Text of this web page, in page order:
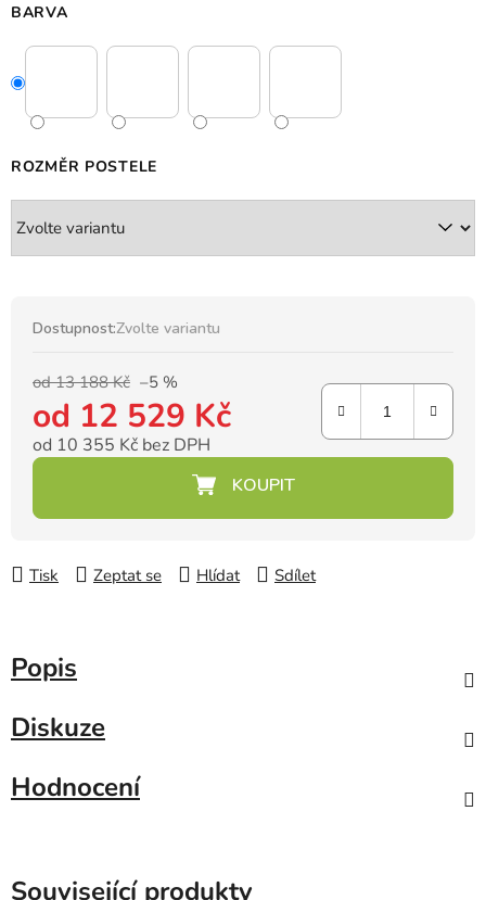
BARVA
ROZMĚR POSTELE
Dostupnost:Zvolte variantu
od 13 188 Kč –5 %
od 12 529 Kč
od 10 355 Kč bez DPH
Měrná cena:
Tisk Zeptat se Hlídat Sdílet
Popis
Diskuze
Hodnocení
Související produkty